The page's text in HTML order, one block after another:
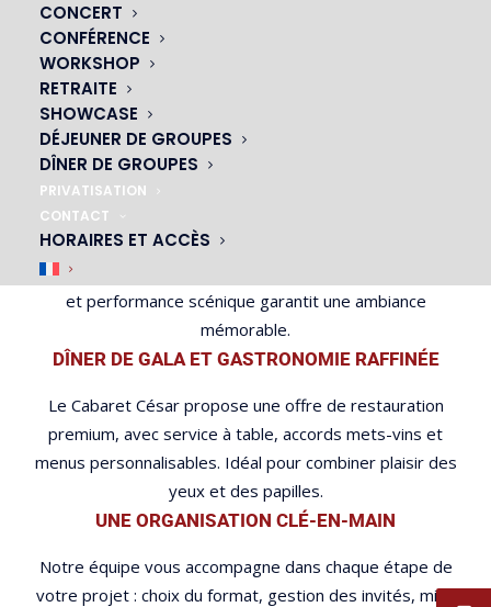
CONCERT
CONFÉRENCE
WORKSHOP
RETRAITE
SHOWCASE
DÉJEUNER DE GROUPES
DÎNER DE GROUPES
PRIVATISATION
CONTACT
HORAIRES ET ACCÈS
Des prestations à la hauteur de votre
SPECTACLE PRIVÉ OU PERSONNALISÉ
Qu’il s’agisse d’un show complet du cabaret ou d’une
performance montée spécialement pour votre
entreprise, l’équipe artistique s’adapte à votre univers et
à vos attentes. Le mélange subtil entre glamour, humour
et performance scénique garantit une ambiance
mémorable.
DÎNER DE GALA ET GASTRONOMIE RAFFINÉE
Le Cabaret César propose une offre de restauration
premium, avec service à table, accords mets-vins et
menus personnalisables. Idéal pour combiner plaisir des
yeux et des papilles.
UNE ORGANISATION CLÉ-EN-MAIN
Notre équipe vous accompagne dans chaque étape de
votre projet : choix du format, gestion des invités, mise